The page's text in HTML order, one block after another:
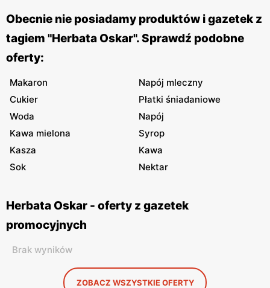
Obecnie nie posiadamy produktów i gazetek z
tagiem "Herbata Oskar". Sprawdź podobne
oferty:
Makaron
Napój mleczny
Cukier
Płatki śniadaniowe
Woda
Napój
Kawa mielona
Syrop
Kasza
Kawa
Sok
Nektar
Herbata Oskar - oferty z gazetek
promocyjnych
Brak wyników
ZOBACZ WSZYSTKIE OFERTY